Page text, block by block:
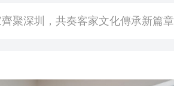
聚深圳，共奏客家文化傳承新篇章